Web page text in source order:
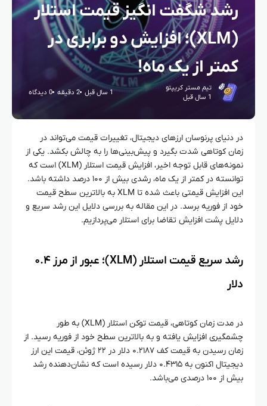
رشد شگفت‌ انگیز قیمت استلار
(XLM)؛ افزایش دو برابری در
کمتر از یک ماه!
تیم مستر کریپتو
1 سال قبل
1 سال قبل 2 دقیقه 0 دیدگاه
در دنیای پرنوسان ارزهای دیجیتال، تغییرات قیمت می‌تواند در
زمان کوتاهی شدت بگیرد و پیش‌بینی‌ها را به چالش بکشد. یکی از
نمونه‌های قابل توجه اخیر، افزایش قیمت استلار (XLM) است که
توانسته در کمتر از یک ماه، رشدی بیش از ۱۰۰ درصد داشته باشد.
این افزایش قیمتی باعث شده تا XLM به بالاترین سطح قیمت
خود از فوریه برسد. در این مقاله به بررسی دلایل این رشد سریع و
دلایل پشت افزایش تقاضا برای استلار می‌پردازیم.
رشد سریع قیمت استلار (XLM)؛ عبور از مرز ۰.۴
دلار
در مدت زمان کوتاهی، قیمت توکن استلار (XLM) به طور
چشمگیری افزایش یافته و به بالاترین سطح خود از فوریه رسید. از
زمان رسیدن به قیمت کف ۰.۲۱۸۷ دلار در ۲۲ ژوئن، قیمت این ارز
دیجیتال اکنون به ۰.۴۳۱۵ دلار رسیده است که نشان‌دهنده رشد
بیش از ۱۰۰ درصدی می‌باشد.